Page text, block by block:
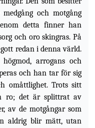
och motgång
detta finner han
och oro skingras. På
redan i denna värld.
arrogans och
och han tar för sig
omåttlighet. Trots sitt
ro; det är splittrat av
av de motgångar som
aldrig blir mätt, utan